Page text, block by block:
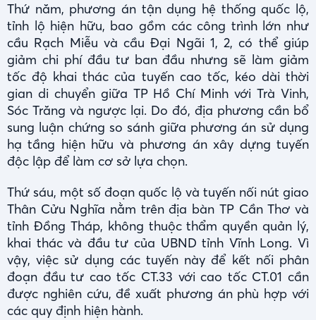
Thứ năm, phương án tận dụng hệ thống quốc lộ,
tỉnh lộ hiện hữu, bao gồm các công trình lớn như
cầu Rạch Miễu và cầu Đại Ngãi 1, 2, có thể giúp
giảm chi phí đầu tư ban đầu nhưng sẽ làm giảm
tốc độ khai thác của tuyến cao tốc, kéo dài thời
gian di chuyển giữa TP Hồ Chí Minh với Trà Vinh,
Sóc Trăng và ngược lại. Do đó, địa phương cần bổ
sung luận chứng so sánh giữa phương án sử dụng
hạ tầng hiện hữu và phương án xây dựng tuyến
độc lập để làm cơ sở lựa chọn.
Thứ sáu, một số đoạn quốc lộ và tuyến nối nút giao
Thân Cửu Nghĩa nằm trên địa bàn TP Cần Thơ và
tỉnh Đồng Tháp, không thuộc thẩm quyền quản lý,
khai thác và đầu tư của UBND tỉnh Vĩnh Long. Vì
vậy, việc sử dụng các tuyến này để kết nối phân
đoạn đầu tư cao tốc CT.33 với cao tốc CT.01 cần
được nghiên cứu, đề xuất phương án phù hợp với
các quy định hiện hành.